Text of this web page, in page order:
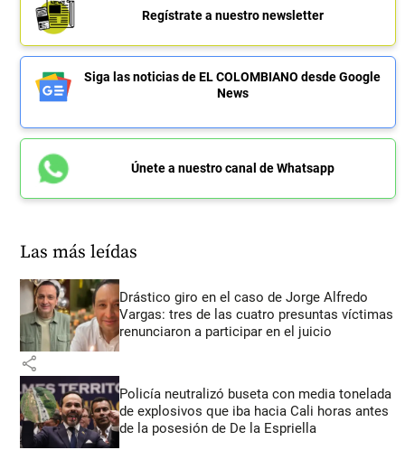
Regístrate a nuestro newsletter
Siga las noticias de EL COLOMBIANO desde Google
News
Únete a nuestro canal de Whatsapp
Las más leídas
Drástico giro en el caso de Jorge Alfredo
Vargas: tres de las cuatro presuntas víctimas
renunciaron a participar en el juicio
share
Policía neutralizó buseta con media tonelada
de explosivos que iba hacia Cali horas antes
de la posesión de De la Espriella